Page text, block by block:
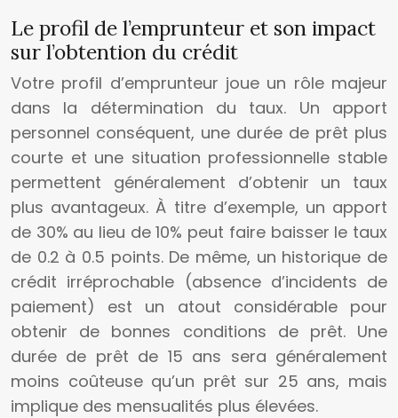
Le profil de l’emprunteur et son impact
sur l’obtention du crédit
Votre profil d’emprunteur joue un rôle majeur
dans la détermination du taux. Un apport
personnel conséquent, une durée de prêt plus
courte et une situation professionnelle stable
permettent généralement d’obtenir un taux
plus avantageux. À titre d’exemple, un apport
de 30% au lieu de 10% peut faire baisser le taux
de 0.2 à 0.5 points. De même, un historique de
crédit irréprochable (absence d’incidents de
paiement) est un atout considérable pour
obtenir de bonnes conditions de prêt. Une
durée de prêt de 15 ans sera généralement
moins coûteuse qu’un prêt sur 25 ans, mais
implique des mensualités plus élevées.